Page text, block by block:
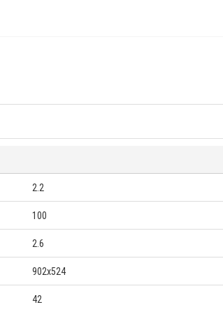
2.2
100
2.6
902x524
42